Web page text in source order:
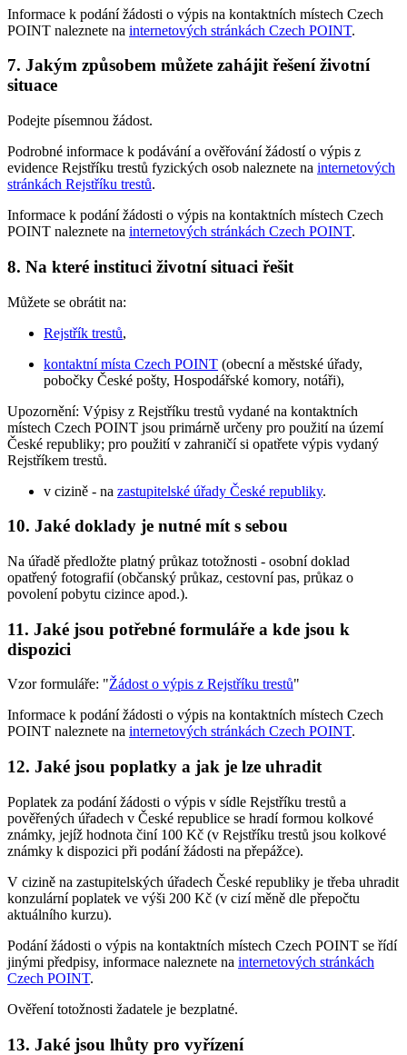
Informace k podání žádosti o výpis na kontaktních místech Czech
POINT naleznete na internetových stránkách Czech POINT.
7. Jakým způsobem můžete zahájit řešení životní
situace
Podejte písemnou žádost.
Podrobné informace k podávání a ověřování žádostí o výpis z
evidence Rejstříku trestů fyzických osob naleznete na internetových
stránkách Rejstříku trestů.
Informace k podání žádosti o výpis na kontaktních místech Czech
POINT naleznete na internetových stránkách Czech POINT.
8. Na které instituci životní situaci řešit
Můžete se obrátit na:
Rejstřík trestů,
kontaktní místa Czech POINT (obecní a městské úřady,
pobočky České pošty, Hospodářské komory, notáři),
Upozornění: Výpisy z Rejstříku trestů vydané na kontaktních
místech Czech POINT jsou primárně určeny pro použití na území
České republiky; pro použití v zahraničí si opatřete výpis vydaný
Rejstříkem trestů.
v cizině - na zastupitelské úřady České republiky.
10. Jaké doklady je nutné mít s sebou
Na úřadě předložte platný průkaz totožnosti - osobní doklad
opatřený fotografií (občanský průkaz, cestovní pas, průkaz o
povolení pobytu cizince apod.).
11. Jaké jsou potřebné formuláře a kde jsou k
dispozici
Vzor formuláře: "Žádost o výpis z Rejstříku trestů"
Informace k podání žádosti o výpis na kontaktních místech Czech
POINT naleznete na internetových stránkách Czech POINT.
12. Jaké jsou poplatky a jak je lze uhradit
Poplatek za podání žádosti o výpis v sídle Rejstříku trestů a
pověřených úřadech v České republice se hradí formou kolkové
známky, jejíž hodnota činí 100 Kč (v Rejstříku trestů jsou kolkové
známky k dispozici při podání žádosti na přepážce).
V cizině na zastupitelských úřadech České republiky je třeba uhradit
konzulární poplatek ve výši 200 Kč (v cizí měně dle přepočtu
aktuálního kurzu).
Podání žádosti o výpis na kontaktních místech Czech POINT se řídí
jinými předpisy, informace naleznete na internetových stránkách
Czech POINT.
Ověření totožnosti žadatele je bezplatné.
13. Jaké jsou lhůty pro vyřízení